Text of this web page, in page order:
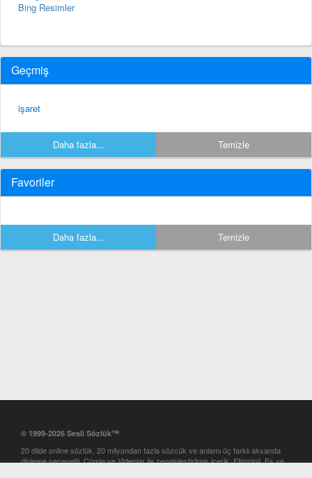
Bing Resimler
Geçmiş
işaret
Daha fazla... Temizle
Favoriler
Daha fazla... Temizle
© 1999-2026 Sesli Sözlük™
20 dilde online sözlük. 20 milyondan fazla sözcük ve anlamı üç farklı aksanda
dinleme seçeneği. Cümle ve Videolar ile zenginleştirilmiş içerik. Etimoloji, Eş ve